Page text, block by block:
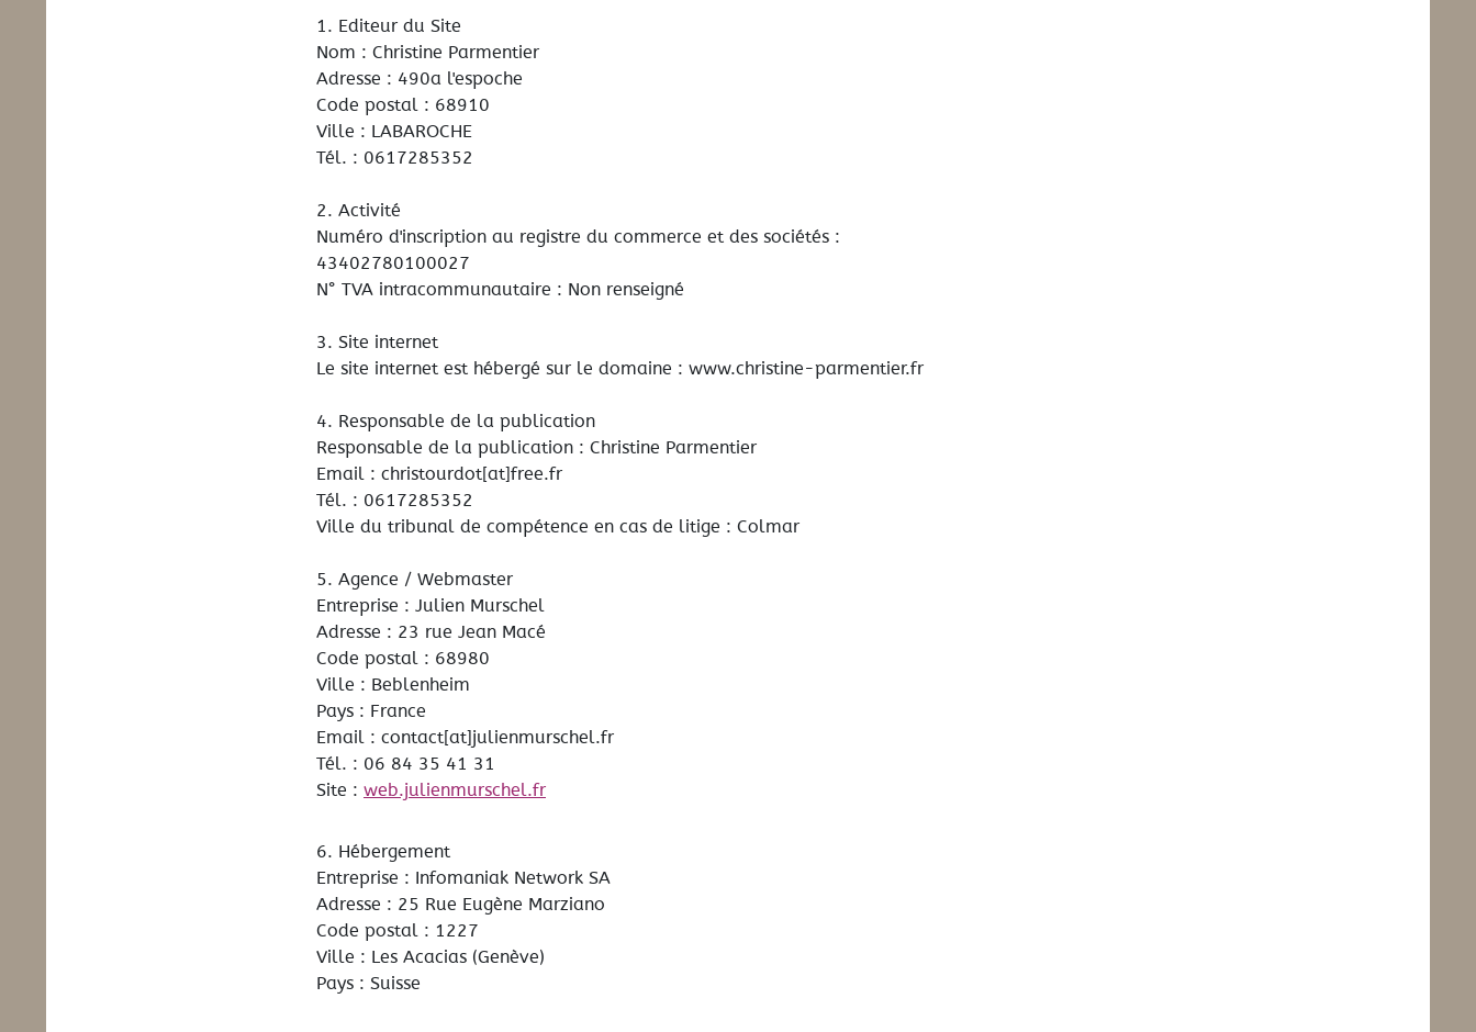
1. Editeur du Site
Nom : Christine Parmentier
Adresse : 490a l'espoche
Code postal : 68910
Ville : LABAROCHE
Tél. : 0617285352
2. Activité
Numéro d'inscription au registre du commerce et des sociétés :
43402780100027
N° TVA intracommunautaire : Non renseigné
3. Site internet
Le site internet est hébergé sur le domaine : www.christine-parmentier.fr
4. Responsable de la publication
Responsable de la publication : Christine Parmentier
Email : christourdot[at]free.fr
Tél. : 0617285352
Ville du tribunal de compétence en cas de litige : Colmar
5. Agence / Webmaster
Entreprise : Julien Murschel
Adresse : 23 rue Jean Macé
Code postal : 68980
Ville : Beblenheim
Pays : France
Email : contact[at]julienmurschel.fr
Tél. : 06 84 35 41 31
Site : web.julienmurschel.fr
6. Hébergement
Entreprise : Infomaniak Network SA
Adresse : 25 Rue Eugène Marziano
Code postal : 1227
Ville : Les Acacias (Genève)
Pays : Suisse